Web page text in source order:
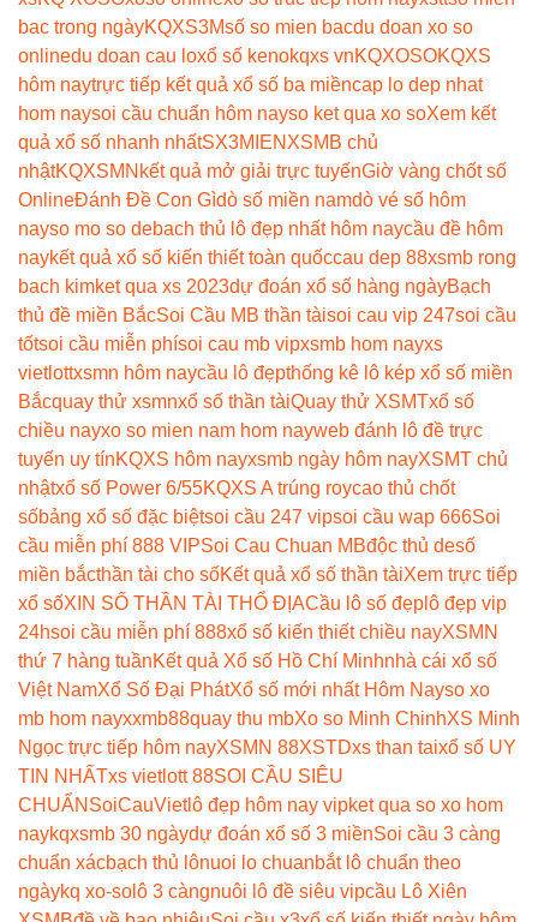
bac trong ngàyKQXS3Msố so mien bacdu doan xo so
onlinedu doan cau loxổ số kenokqxs vnKQXOSOKQXS
hôm naytrực tiếp kết quả xổ số ba miềncap lo dep nhat
hom naysoi cầu chuẩn hôm nayso ket qua xo soXem kết
quả xổ số nhanh nhấtSX3MIEN XSMB chủ
nhậtKQXSMN kết quả mở giải trực tuyếnGiờ vàng chốt số
OnlineĐánh Đề Con Gìdò số miền namdò vé số hôm
nayso mo so debach thủ lô đẹp nhất hôm naycầu đề hôm
naykết quả xổ số kiến thiết toàn quốccau dep 88xsmb rong
bach kimket qua xs 2023dự đoán xổ số hàng ngàyBạch
thủ đề miền BắcSoi Cầu MB thần tàisoi cau vip 247soi cầu
tốtsoi cầu miễn phísoi cau mb vipxsmb hom nayxs
vietlottxsmn hôm naycầu lô đẹpthống kê lô kép xổ số miền
Bắcquay thử xsmnxổ số thần tàiQuay thử XSMTxổ số
chiều nayxo so mien nam hom nayweb đánh lô đề trực
tuyến uy tínKQXS hôm nayxsmb ngày hôm nayXSMT chủ
nhậtxổ số Power 6/55KQXS A trúng roycao thủ chốt
sốbảng xổ số đặc biệtsoi cầu 247 vipsoi cầu wap 666Soi
cầu miễn phí 888 VIPSoi Cau Chuan MBđộc thủ desố
miền bắcthần tài cho sốKết quả xổ số thần tàiXem trực tiếp
xổ sốXIN SỐ THẦN TÀI THỔ ĐỊACầu lô số đẹp lô đẹp vip
24hsoi cầu miễn phí 888xổ số kiến thiết chiều nayXSMN
thứ 7 hàng tuầnKết quả Xổ số Hồ Chí Minhnhà cái xổ số
Việt NamXổ Số Đại PhátXổ số mới nhất Hôm Nayso xo
mb hom nayxxmb88quay thu mbXo so Minh ChinhXS Minh
Ngọc trực tiếp hôm nayXSMN 88XSTDxs than taixổ số UY
TIN NHẤTxs vietlott 88SOI CẦU SIÊU
CHUẨN SoiCauVietlô đẹp hôm nay vipket qua so xo hom
naykqxsmb 30 ngàydự đoán xổ số 3 miềnSoi cầu 3 càng
chuẩn xácbạch thủ lônuoi lo chuanbắt lô chuẩn theo
ngàykq xo-so lô 3 càngnuôi lô đề siêu vipcầu Lô Xiên